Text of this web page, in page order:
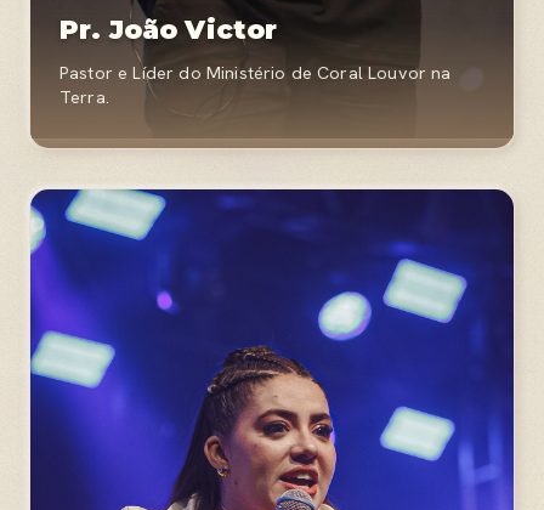
Pr. João Victor
Pastor e Líder do Ministério de Coral Louvor na
Terra.